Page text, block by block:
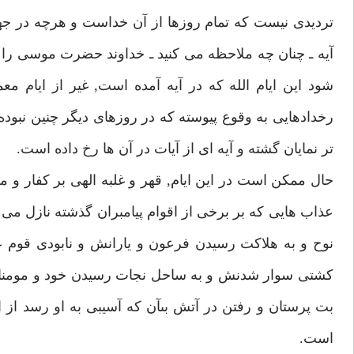
ترديدى نيست كه تمام روزها از آن خداست و هرچه
آيه ـ چنان چه ملاحظه مى كنيد ـ خداوند حضرت موسى
شود اين ايام الله كه در آيه آمده است, غير از
رخدادهايى به وقوع پيوسته كه در روزهاى ديگر چنين
تر نمايان گشته و آيه اى از آيات در آن ها رخ داده است.
حال ممكن است در اين ايام, قهر و غلبه الهى بر كفار
عذاب هايى كه بر برخى از اقوام پيامبران گذشته
نوح و به هلاكت رسيدن فرعون و يارانش و نابودى قوم
كشتى سوار شدنش و به ساحل نجات رسيدن خود و
بت پرستان و رفتن در آتش بىآن كه آسيبى به او رسد
است.